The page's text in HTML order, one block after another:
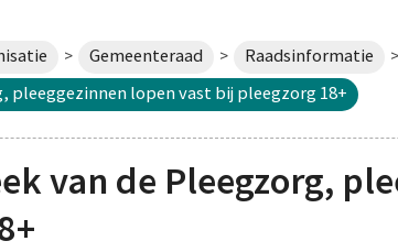
> Gemeenteraad > Raadsinformatie >
pleeggezinnen lopen vast bij pleegzorg 18+
van de Pleegzorg,